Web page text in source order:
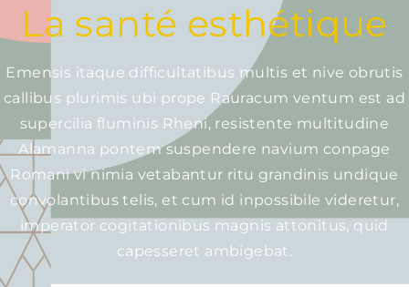
La santé esthétique
Emensis itaque difficultatibus multis et nive obrutis
callibus plurimis ubi prope Rauracum ventum est ad
supercilia fluminis Rheni, resistente multitudine
Alamanna pontem suspendere navium conpage
Romani vi nimia vetabantur ritu grandinis undique
convolantibus telis, et cum id inpossibile videretur,
imperator cogitationibus magnis attonitus, quid
capesseret ambigebat.